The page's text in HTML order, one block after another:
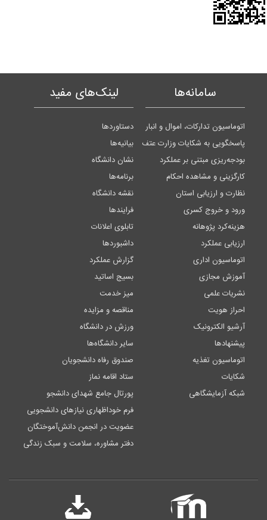
سامانه‌ها
اتوماسیون تدارکات، اموال و انبار
پاسخگویی به شکایات وزارت عتف
بودجه‌ریزی مبتنی بر عملکرد
کارگزینی و مشاهده احکام
نظارت و ارزیابی استان
ورود و خروج کسری
هزینه‌کرد پژوهانه
ارزیابی عملکرد
اتوماسیون اداری
آموزش مجازی
نشریات علمی
احراز هویت
آرشیو الکترونیک
پیشنهادها
اتوماسیون تغذیه
شکایات
شبکه آزمایشگاهی
لینک‌های مفید
دستاوردها
بیانیه‌ها
نشان دانشگاه
برنامه‌ها
نقشه دانشگاه
فرایندها
تابلوی اعلانات
داشبوردها
گزارش عملکرد
بسیج اساتید
میز خدمت
مناقصه و مزایده
ورزش در دانشگاه
سایر دانشگاه‌ها
صندوق رفاه دانشجویان
ستاد اقامه نماز
پورتال جامع شهدای دانشجو
فرم خوداظهاری نیازهای دانشجویی
عضویت در انجمن دانش‌آموختگان
دفتر مشاوره، سلامت و سبک زندگی